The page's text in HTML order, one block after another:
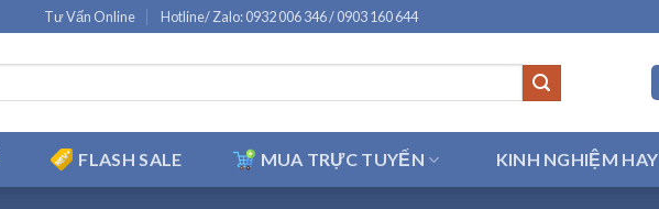
Tư Vấn Online Hotline/ Zalo: 0932 006 346 / 0903 160 644
FLASH SALE MUA TRỰC TUYẾN KINH NGHIỆM HAY